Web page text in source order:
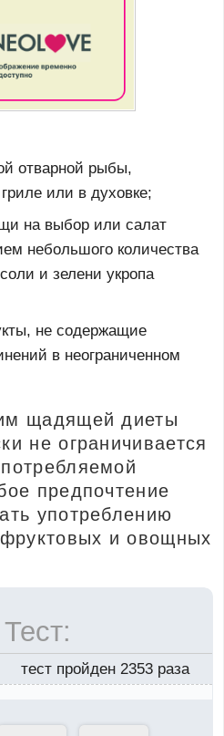
отварной рыбы,
или в духовке;
на выбор или салат
небольшого количества
и зелени укропа
не содержащие
в неограниченном
щадящей диеты
не ограничивается
предпочтение
употреблению
и овощных
Тест:
тест пройден 2353 раза